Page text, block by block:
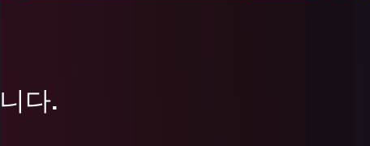
요가 없어집니다. Excel 데이터를 효율적으
프로그래밍 방식으로 복제하는 단계별 가
읽어보기
다.